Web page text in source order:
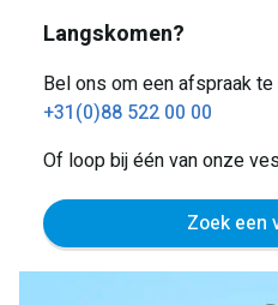
Langskomen?
Bel ons om een afspraak te
+31(0)88 522 00 00
Of loop bij één van onze
Zoek een